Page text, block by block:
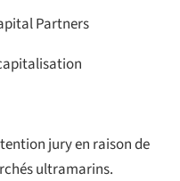
Partners
jury en raison de
ultramarins.